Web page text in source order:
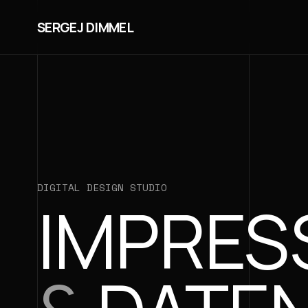
SERGEJ DIMMEL
DIGITAL DESIGN STUDIO